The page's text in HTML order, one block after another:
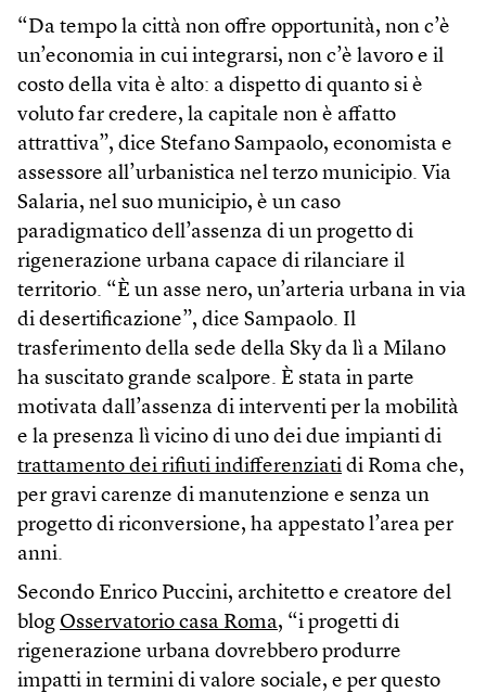
“Da tempo la città non offre opportunità, non c’è
un’economia in cui integrarsi, non c’è lavoro e il
costo della vita è alto: a dispetto di quanto si è
voluto far credere, la capitale non è affatto
attrattiva”, dice Stefano Sampaolo, economista e
assessore all’urbanistica nel terzo municipio. Via
Salaria, nel suo municipio, è un caso
paradigmatico dell’assenza di un progetto di
rigenerazione urbana capace di rilanciare il
territorio. “È un asse nero, un’arteria urbana in via
di desertificazione”, dice Sampaolo. Il
trasferimento della sede della Sky da lì a Milano
ha suscitato grande scalpore. È stata in parte
motivata dall’assenza di interventi per la mobilità
e la presenza lì vicino di uno dei due impianti di
trattamento dei rifiuti indifferenziati di Roma che,
per gravi carenze di manutenzione e senza un
progetto di riconversione, ha appestato l’area per
anni.
Secondo Enrico Puccini, architetto e creatore del
blog Osservatorio casa Roma, “i progetti di
rigenerazione urbana dovrebbero produrre
impatti in termini di valore sociale, e per questo